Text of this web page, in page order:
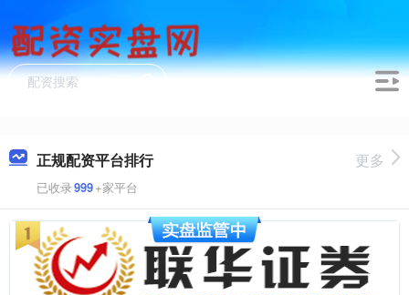
正规配资平台排行
已收录999+家平台
更多